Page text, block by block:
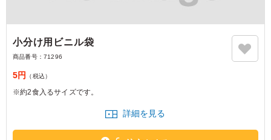
小分け用ビニル袋
商品番号： 71296
5円 （税込）
※約2食入るサイズです。
詳細を見る